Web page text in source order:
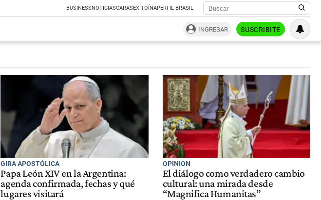
BUSINESSNOTICIASCARASEXITOÍNAPERFIL BRASIL
INGRESAR SUSCRIBITE
GIRA APOSTÓLICA
Papa León XIV en la Argentina:
agenda confirmada, fechas y qué
lugares visitará
OPINION
El diálogo como verdadero cambio
cultural: una mirada desde
“Magnifica Humanitas”